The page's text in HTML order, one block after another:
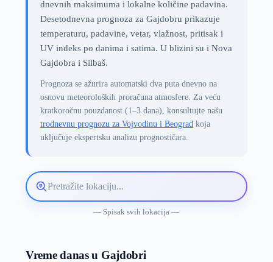
dnevnih maksimuma i lokalne količine padavina.
Desetodnevna prognoza za Gajdobru prikazuje
temperaturu, padavine, vetar, vlažnost, pritisak i
UV indeks po danima i satima. U blizini su i Nova
Gajdobra i Silbaš.
Prognoza se ažurira automatski dva puta dnevno na
osnovu meteoroloških proračuna atmosfere. Za veću
kratkoročnu pouzdanost (1–3 dana), konsultujte našu
trodnevnu prognozu za Vojvodinu i Beogradkoja
uključuje ekspertsku analizu prognostičara.
Pretražite
lokaciju
— Spisak svih lokacija —
Vreme danas u Gajdobri